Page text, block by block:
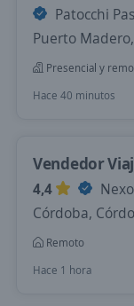
Patocchi
Puerto
Presencial y
Hace 40 minutos
Vendedor
4,4
Córdoba,
Remoto
Hace 1 hora